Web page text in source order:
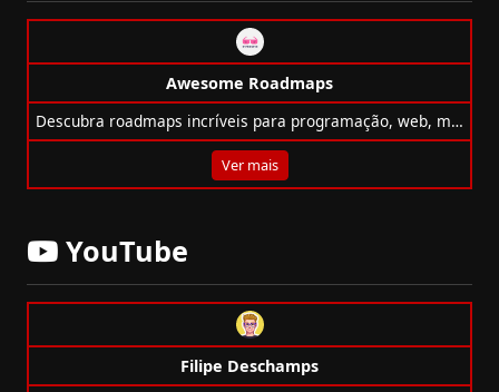
Awesome Roadmaps
Descubra roadmaps incríveis para programação, web, mobile, AI, e mais! Melhore suas habilidades com guias detalhados e contribua com a comunidade.
Ver mais
YouTube
Filipe Deschamps